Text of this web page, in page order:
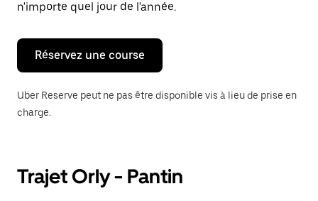
la
Échap
pour
fermer
calendrier.
n'importe quel jour de l'année.
Réservez une course
Uber Reserve peut ne pas être disponible vis à lieu de prise en
charge.
Trajet Orly - Pantin